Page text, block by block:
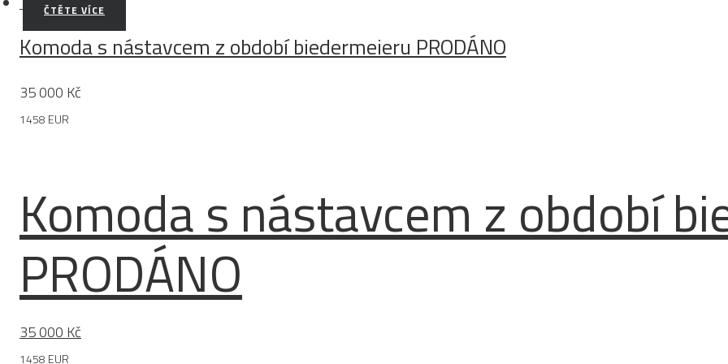
ČTĚTE VÍCE
Komoda s nástavcem z období biedermeieru PRODÁNO
35 000 Kč
1458 EUR
Komoda s nástavcem z období
PRODÁNO
35 000 Kč
1458 EUR